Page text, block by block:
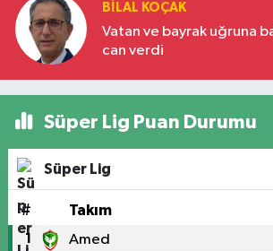
BILAL KOÇAK
Vatan ve bayrak uğruna
can verdi
Süper Lig Puan Durumu
Süper Lig
# Takım
1 Amed